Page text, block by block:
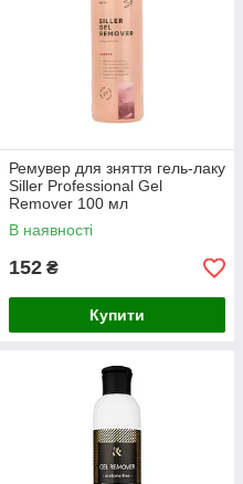
Ремувер для зняття гель-лаку
Siller Professional Gel
Remover 100 мл
В наявності
152 ₴
Купити